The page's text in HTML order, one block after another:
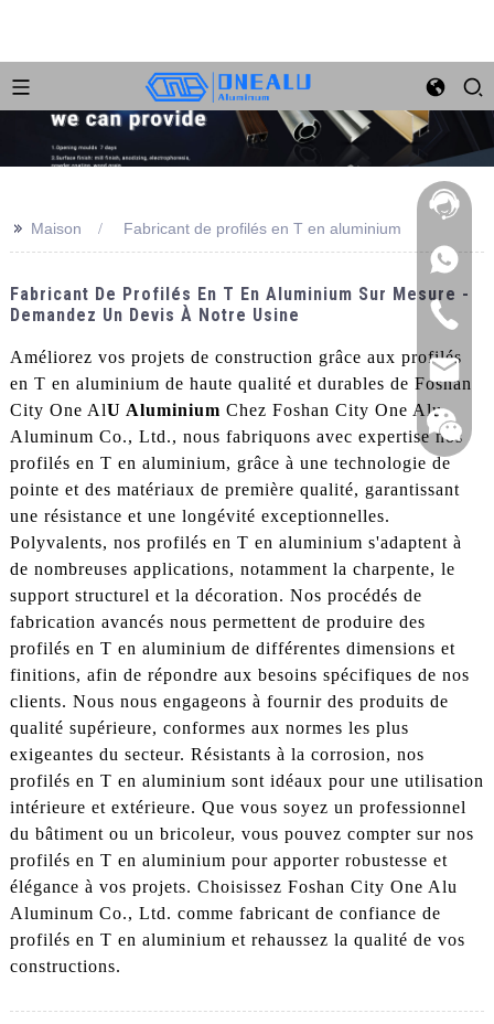
>> Maison Fabricant de profilés en T en aluminium
Fabricant De Profilés En T En Aluminium Sur Mesure -
Demandez Un Devis À Notre Usine
Améliorez vos projets de construction grâce aux profilés
en T en aluminium de haute qualité et durables de Foshan
City One AlU Aluminium Chez Foshan City One Alu
Aluminum Co., Ltd., nous fabriquons avec expertise nos
profilés en T en aluminium, grâce à une technologie de
pointe et des matériaux de première qualité, garantissant
une résistance et une longévité exceptionnelles.
Polyvalents, nos profilés en T en aluminium s'adaptent à
de nombreuses applications, notamment la charpente, le
support structurel et la décoration. Nos procédés de
fabrication avancés nous permettent de produire des
profilés en T en aluminium de différentes dimensions et
finitions, afin de répondre aux besoins spécifiques de nos
clients. Nous nous engageons à fournir des produits de
qualité supérieure, conformes aux normes les plus
exigeantes du secteur. Résistants à la corrosion, nos
profilés en T en aluminium sont idéaux pour une utilisation
intérieure et extérieure. Que vous soyez un professionnel
du bâtiment ou un bricoleur, vous pouvez compter sur nos
profilés en T en aluminium pour apporter robustesse et
élégance à vos projets. Choisissez Foshan City One Alu
Aluminum Co., Ltd. comme fabricant de confiance de
profilés en T en aluminium et rehaussez la qualité de vos
constructions.